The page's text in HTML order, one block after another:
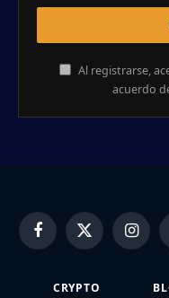
Al registrarse,
acuerdo
FacebookX
(Twitter)
CRYPTO